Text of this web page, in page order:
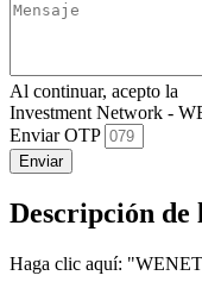
Al continuar, acepto la
Investment Network -
Enviar OTP
Enviar
Descripción de
Haga clic aquí: